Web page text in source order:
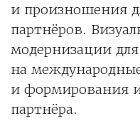
и произношения
партнёров.
модернизации
на
и формирования
партнёра.